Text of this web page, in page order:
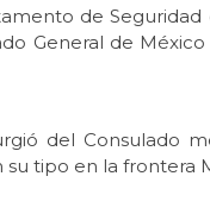
de
General de
del Consulado
su tipo en la frontera